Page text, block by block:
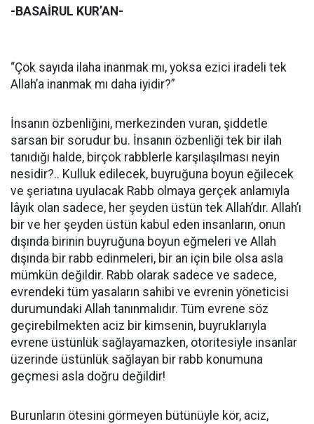
-BASAİRUL KUR’AN-
“Çok sayıda ilaha inanmak mı, yoksa ezici iradeli tek
Allah’a inanmak mı daha iyidir?”
İnsanın özbenliğini, merkezinden vuran, şiddetle
sarsan bir sorudur bu. İnsanın özbenliği tek bir ilah
tanıdığı halde, birçok rabblerle karşılaşılması neyin
nesidir?.. Kulluk edilecek, buyruğuna boyun eğilecek
ve şeriatına uyulacak Rabb olmaya gerçek anlamıyla
lâyık olan sadece, her şeyden üstün tek Allah’dır. Allah’ı
bir ve her şeyden üstün kabul eden insanların, onun
dışında birinin buyruğuna boyun eğmeleri ve Allah
dışında bir rabb edinmeleri, bir an için bile olsa asla
mümkün değildir. Rabb olarak sadece ve sadece,
evrendeki tüm yasaların sahibi ve evrenin yöneticisi
durumundaki Allah tanınmalıdır. Tüm evrene söz
geçirebilmekten aciz bir kimsenin, buyruklarıyla
evrene üstünlük sağlayamazken, otoritesiyle insanlar
üzerinde üstünlük sağlayan bir rabb konumuna
geçmesi asla doğru değildir!
Burunların ötesini görmeyen bütünüyle kör, aciz,